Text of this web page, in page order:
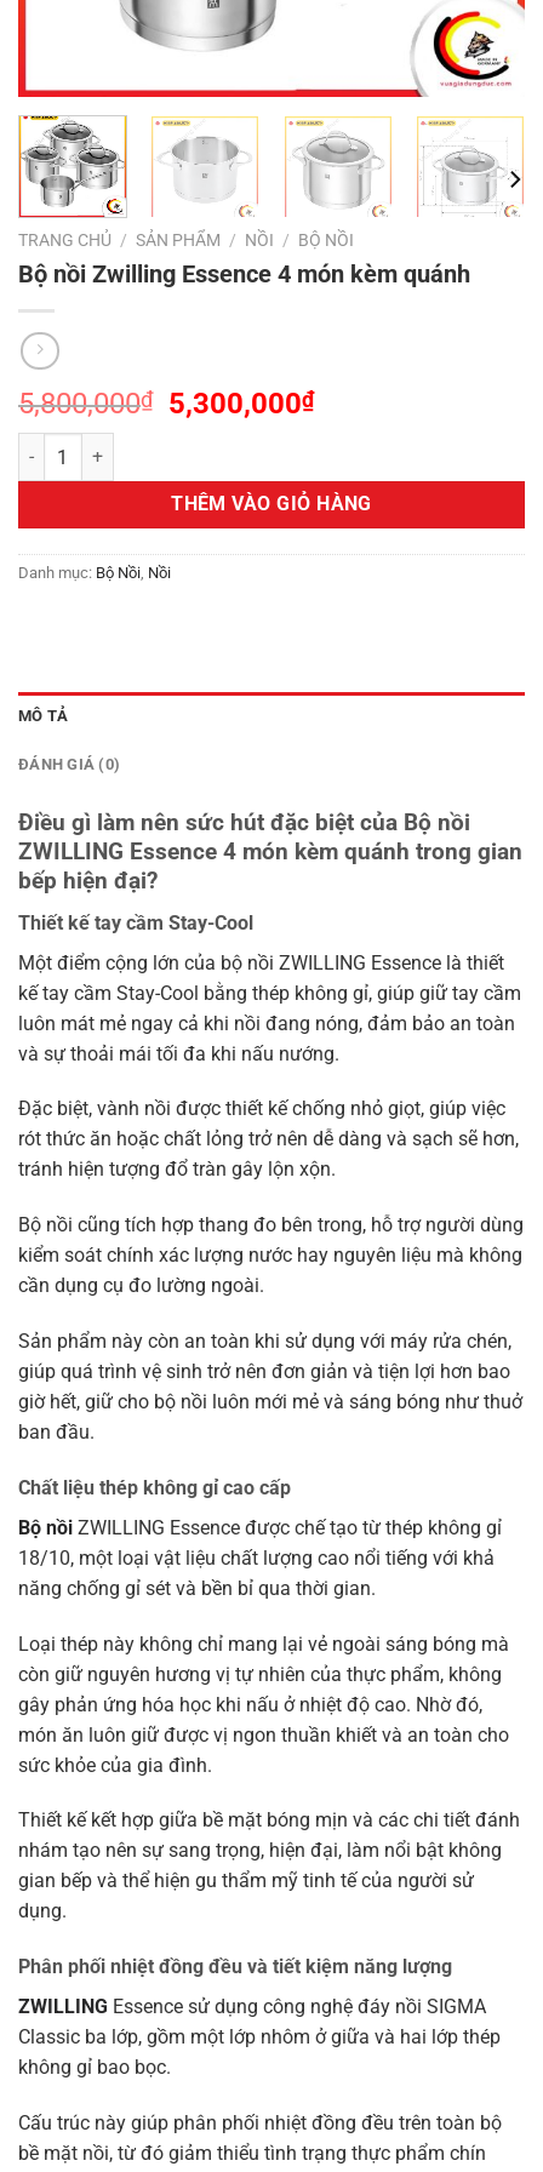
TRANG CHỦ / SẢN PHẨM / NỒI / BỘ NỒI
Bộ nồi Zwilling Essence 4 món kèm quánh
5,800,000₫
Giá
5,800,000₫.
5,300,000₫Giá
là:
5,300,000₫.
Bộ nồi Zwilling Essence 4 món kèm quánh số lượng
THÊM VÀO GIỎ HÀNG
Danh mục: Bộ Nồi, Nồi
MÔ TẢ
ĐÁNH GIÁ (0)
Điều gì làm nên sức hút đặc biệt của Bộ nồi
ZWILLING Essence 4 món kèm quánh trong gian
bếp hiện đại?
Thiết kế tay cầm Stay-Cool
Một điểm cộng lớn của bộ nồi ZWILLING Essence là thiết
kế tay cầm Stay-Cool bằng thép không gỉ, giúp giữ tay cầm
luôn mát mẻ ngay cả khi nồi đang nóng, đảm bảo an toàn
và sự thoải mái tối đa khi nấu nướng.
Đặc biệt, vành nồi được thiết kế chống nhỏ giọt, giúp việc
rót thức ăn hoặc chất lỏng trở nên dễ dàng và sạch sẽ hơn,
tránh hiện tượng đổ tràn gây lộn xộn.
Bộ nồi cũng tích hợp thang đo bên trong, hỗ trợ người dùng
kiểm soát chính xác lượng nước hay nguyên liệu mà không
cần dụng cụ đo lường ngoài.
Sản phẩm này còn an toàn khi sử dụng với máy rửa chén,
giúp quá trình vệ sinh trở nên đơn giản và tiện lợi hơn bao
giờ hết, giữ cho bộ nồi luôn mới mẻ và sáng bóng như thuở
ban đầu.
Chất liệu thép không gỉ cao cấp
Bộ nồi ZWILLING Essence được chế tạo từ thép không gỉ
18/10, một loại vật liệu chất lượng cao nổi tiếng với khả
năng chống gỉ sét và bền bỉ qua thời gian.
Loại thép này không chỉ mang lại vẻ ngoài sáng bóng mà
còn giữ nguyên hương vị tự nhiên của thực phẩm, không
gây phản ứng hóa học khi nấu ở nhiệt độ cao. Nhờ đó,
món ăn luôn giữ được vị ngon thuần khiết và an toàn cho
sức khỏe của gia đình.
Thiết kế kết hợp giữa bề mặt bóng mịn và các chi tiết đánh
nhám tạo nên sự sang trọng, hiện đại, làm nổi bật không
gian bếp và thể hiện gu thẩm mỹ tinh tế của người sử
dụng.
Phân phối nhiệt đồng đều và tiết kiệm năng lượng
ZWILLING Essence sử dụng công nghệ đáy nồi SIGMA
Classic ba lớp, gồm một lớp nhôm ở giữa và hai lớp thép
không gỉ bao bọc.
Cấu trúc này giúp phân phối nhiệt đồng đều trên toàn bộ
bề mặt nồi, từ đó giảm thiểu tình trạng thực phẩm chín